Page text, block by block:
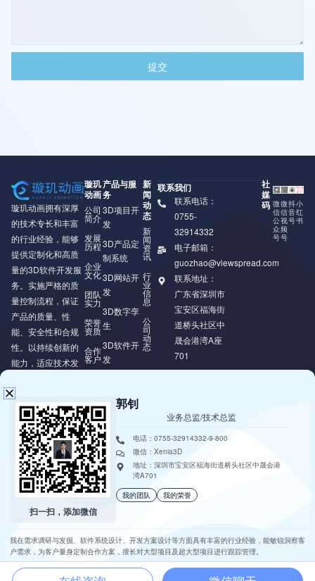
提交
璇玑动画拥有深厚
的技术专长和丰富
的行业经验，能够
提供定制化和高质
量的3D软件开发服
务。实施严格的质
量控制流程，保证
产品的质量、性
能、安全性和合规
性。以持续创新的
能力，适应技术发
客户提供可持续的
价值。
璇玑
动画
公司
简介
发展
历程
企业
文化
团队
实力
荣誉
资质
合作
客户
产品与服
务
3D项目开
发
3D产品定
制系统
3D网站开
发
3D数字孪
生
3D软件开
发
新
闻
动
态
新
闻
资
讯
行
业
信
息
公
司
动
态
联系我们
联系电话：
0755-
32914332
电子邮箱：
guozhao@viewspread.com
联系地址：
广东省深圳市
宝安区福海街
道桥头社区中
晟会港湾A座
701
社
媒
码 微
信
公
众
号
微
信
视
频
号
抖
音
号
小
红
书
Copyright © 2018 - 2025 • 深圳市璇玑动画科技有限公司 • All Rights
扫一扫，添加微信
郭钊
业务总监/技术总监
电话：0755-32914332-9-800
微信：Xenia3D
地址：深圳市宝安区福海街道桥头社区中晟会港
湾A701
我的团队
我的荣誉
我在需求调研与发掘、软件系统设计、开发方案设计等方面具有丰富的行业经验，能敏锐洞察客
户需求，为客户量身定制合作方案，擅长对大型项目及超大型项目进行跟踪管理。